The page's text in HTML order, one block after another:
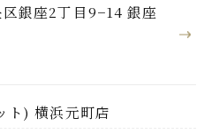
銀座2丁目9−14 銀座
ト) 横浜元町店